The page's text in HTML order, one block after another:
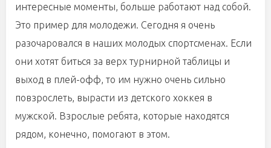
интересные моменты, больше работают над собой.
Это пример для молодежи. Сегодня я очень
разочаровался в наших молодых спортсменах. Если
они хотят биться за верх турнирной таблицы и
выход в плей-офф, то им нужно очень сильно
повзрослеть, вырасти из детского хоккея в
мужской. Взрослые ребята, которые находятся
рядом, конечно, помогают в этом.